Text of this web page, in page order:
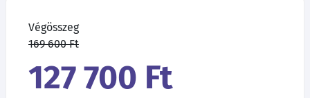
Végösszeg
169 600 Ft
127 700 Ft